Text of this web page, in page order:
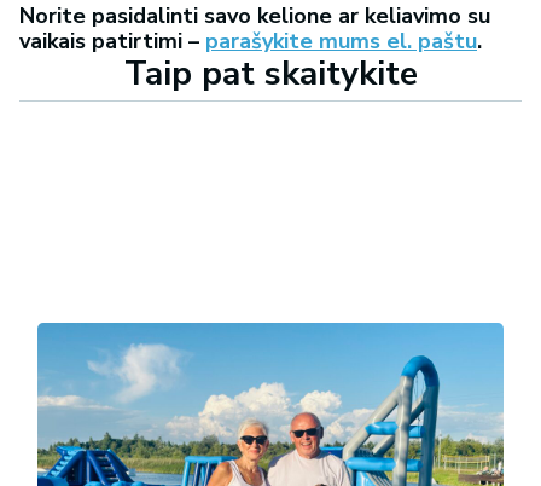
Norite pasidalinti savo kelione ar keliavimo su
vaikais patirtimi – parašykite mums el. paštu.
Taip pat skaitykite